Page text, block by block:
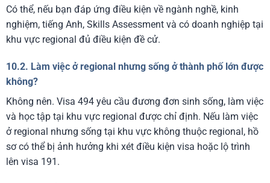
Có thể, nếu bạn đáp ứng điều kiện về ngành nghề, kinh
nghiệm, tiếng Anh, Skills Assessment và có doanh nghiệp tại
khu vực regional đủ điều kiện đề cử.
10.2. Làm việc ở regional nhưng sống ở thành phố lớn được
không?
Không nên. Visa 494 yêu cầu đương đơn sinh sống, làm việc
và học tập tại khu vực regional được chỉ định. Nếu làm việc
ở regional nhưng sống tại khu vực không thuộc regional, hồ
sơ có thể bị ảnh hưởng khi xét điều kiện visa hoặc lộ trình
lên visa 191.